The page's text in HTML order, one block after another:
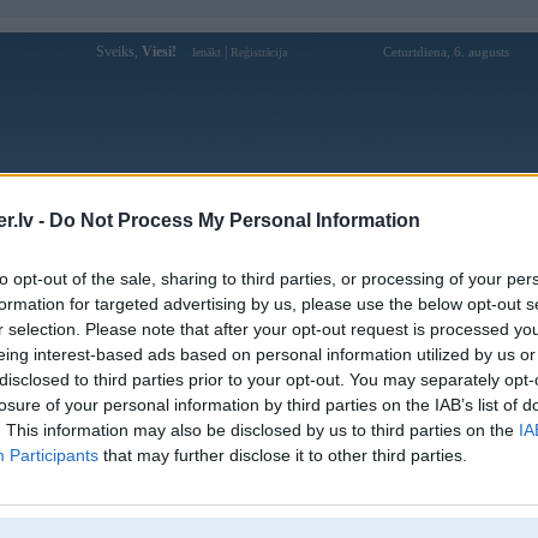
- Do Not Process My Personal Information
opt-out of the sale, sharing to third parties, or processing of your
for targeted advertising by us, please use the below opt-out
selection. Please note that after your opt-out request is processed
interest-based ads based on personal information utilized by us
to third parties prior to your opt-out. You may separately
of your personal information by third parties on the IAB’s list of
This information may also be disclosed by us to third parties on the
Participants that may further disclose it to other third parties.
Sveiks, Viesi! Ienākt Reģistrācija Ceturtdiena, 6. augusts
Forums Galerijas Reģistrācija Lietotāji
Lietotāja 23winzip profils
Lietotājvārds:
23winzip
Ziņojumi forumā:
0
Pēdējie ziņojumi forumā